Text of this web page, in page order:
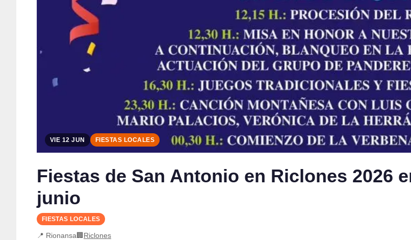
VIE 12 JUN FIESTAS LOCALES
Fiestas de San Antonio en Riclones 2026
junio
FIESTAS LOCALES
📍 Rionansa🏢 Riclones